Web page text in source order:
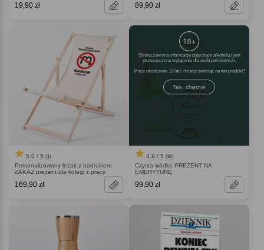
19,90 zł 89,90 zł
5.0 / 5 (1)
Personalizowany leżak z nadrukiem
ZAKAZ prezent dla kolegi z pracy
169,90 zł
Strona zawiera informacje dotyczące alkoholu i jest
przeznaczona wyłącznie dla osób pełnoletnich.
Masz ukończone 18 lat i chcesz zerknąć na ten produkt
Tak, chętnie
4.9 / 5 (80)
Czysta wódka PREZENT NA
EMERYTURĘ
99,90 zł